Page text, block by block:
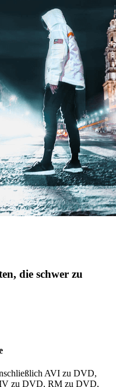
die schwer zu
AVI zu DVD,
zu DVD, RM zu DVD,